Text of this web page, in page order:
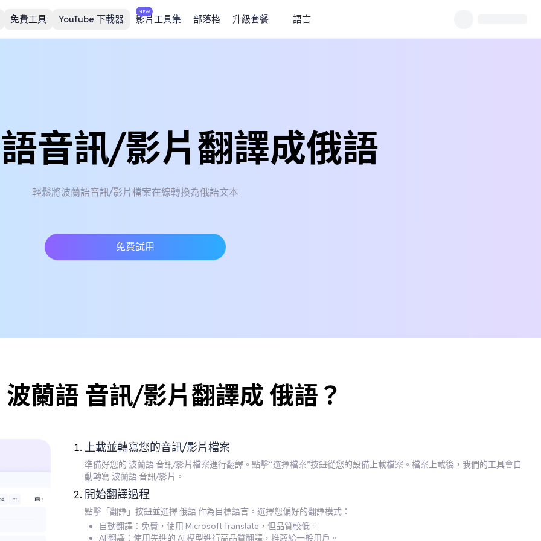
免費工具 YouTube 下載器
NEW
影片工具集 部落格 升級套餐 語言
音訊/影片翻譯成俄語
輕鬆將波蘭語音訊/影片檔案在線轉換為俄語文本
免費試用
蘭語 音訊/影片翻譯成 俄語？
上載並轉寫您的音訊/影片檔案
準備好您的 波蘭語 音訊/影片檔案進行翻譯。點擊“選擇檔案”按鈕從您的設備上載檔案。檔案上載後，我們的工具會自
動轉寫 波蘭語 音訊/影片。
開始翻譯過程
點擊「翻譯」按鈕並選擇 俄語 作為目標語言。選擇您偏好的翻譯模式：
自動翻譯：免費，使用 Microsoft Translate，但品質較低。
AI 翻譯：使用先進的 AI 模型進行高品質翻譯，推薦給一般用戶。